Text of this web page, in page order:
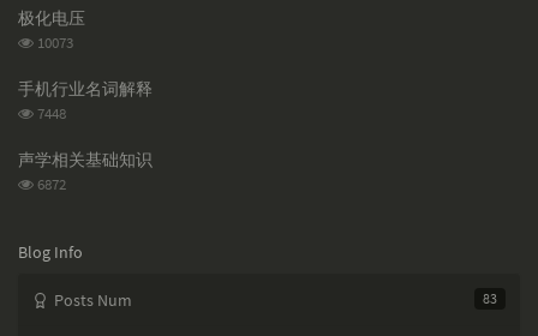
c
s
次
数:
极化电压
浏
次
数:
10073
手机行业名词解释
浏
次
数:
7448
声学相关基础知识
浏
数:
6872
Blog Info
83
Posts Num